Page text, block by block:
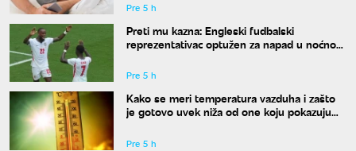
Pre 5 h
Preti mu kazna: Engleski fudbalski
reprezentativac optužen za napad u noćnom
Pre 5 h
Kako se meri temperatura vazduha i zašto
je gotovo uvek niža od one koju pokazuju
Pre 5 h